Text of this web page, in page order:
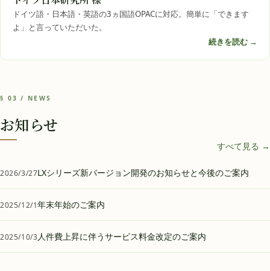
ドイツ語・日本語・英語の3ヵ国語OPACに対応。簡単に「できます
よ」と言っていただいた。
続きを読む →
§ 03 / NEWS
お知らせ
すべて見る →
2026/3/27LXシリーズ新バージョン開発のお知らせと今後のご案内
2025/12/1年末年始のご案内
2025/10/3人件費上昇に伴うサービス料金改定のご案内